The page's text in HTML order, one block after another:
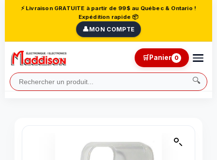
⚡ Livraison GRATUITE à partir de 99$ au Québec & Ontario !
Expédition rapide 📦
👤MON COMPTE
🔍
🛒Panier 0